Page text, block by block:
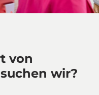
suchen wir?